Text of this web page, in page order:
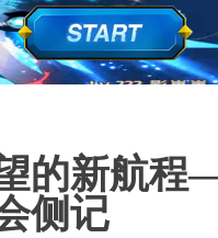
的新航
侧记